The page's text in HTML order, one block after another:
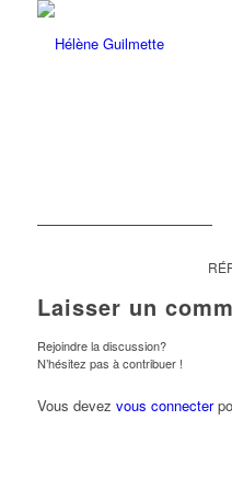
Laisser un
Rejoindre la discussion?
N’hésitez pas à contribuer !
Vous devez vous connecter